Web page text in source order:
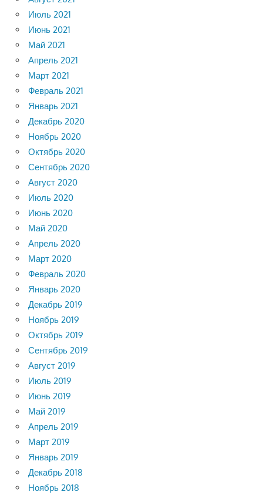
Июль 2021
Июнь 2021
Май 2021
Апрель 2021
Март 2021
Февраль 2021
Январь 2021
Декабрь 2020
Ноябрь 2020
Октябрь 2020
Сентябрь 2020
Август 2020
Июль 2020
Июнь 2020
Май 2020
Апрель 2020
Март 2020
Февраль 2020
Январь 2020
Декабрь 2019
Ноябрь 2019
Октябрь 2019
Сентябрь 2019
Август 2019
Июль 2019
Июнь 2019
Май 2019
Апрель 2019
Март 2019
Январь 2019
Декабрь 2018
Ноябрь 2018